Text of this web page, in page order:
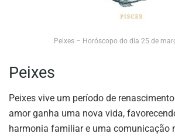
Peixes – Horóscopo do dia 25 de
Peixes
Peixes vive um período de
amor ganha uma nova vida,
harmonia familiar e uma comunicação